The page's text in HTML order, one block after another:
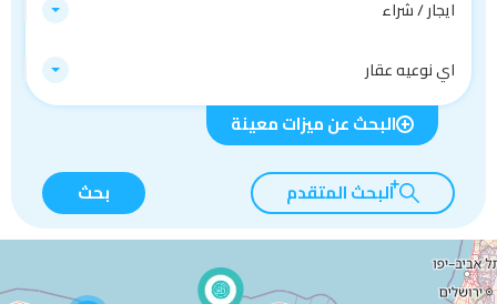
ايجار / شراء
اي نوعيه عقار
البحث عن ميزات معينة
البحث المتقدم بحث